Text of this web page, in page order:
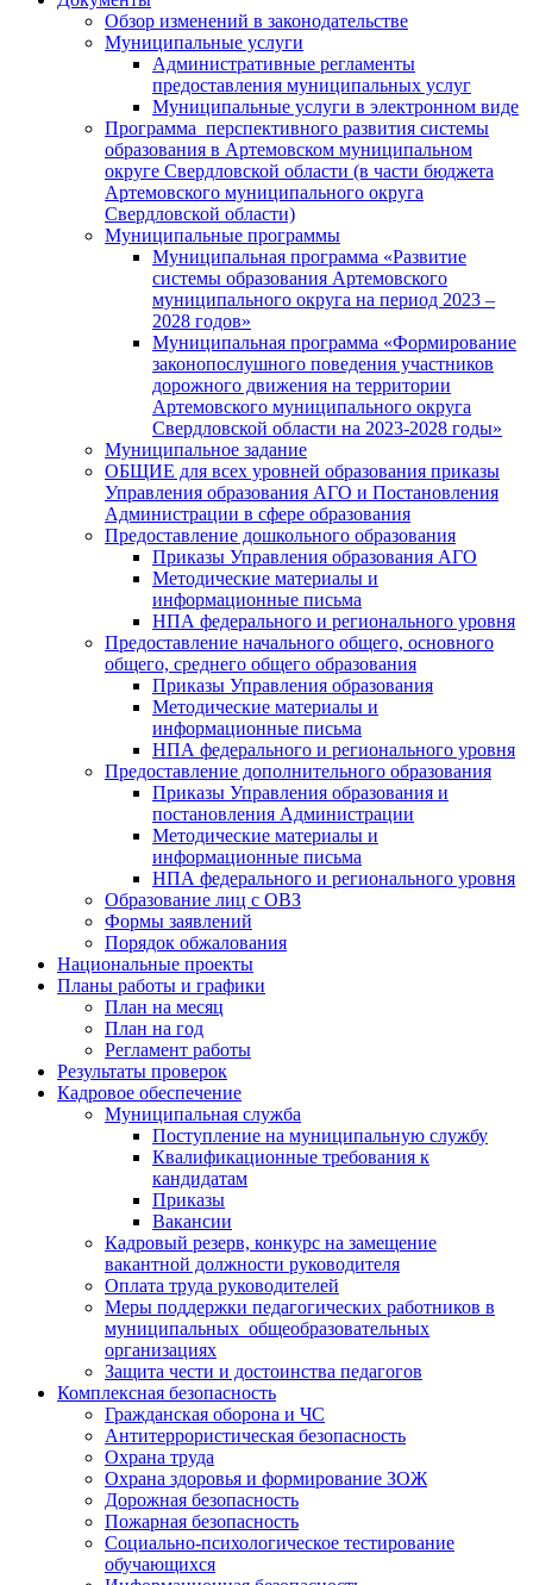
Обзор изменений в законодательстве
Муниципальные услуги
Административные регламенты
предоставления муниципальных услуг
Муниципальные услуги в электронном виде
Программа перспективного развития системы
образования в Артемовском муниципальном
округе Свердловской области (в части бюджета
Артемовского муниципального округа
Свердловской области)
Муниципальные программы
Муниципальная программа «Развитие
системы образования Артемовского
муниципального округа на период 2023 –
2028 годов»
Муниципальная программа «Формирование
законопослушного поведения участников
дорожного движения на территории
Артемовского муниципального округа
Свердловской области на 2023-2028 годы»
Муниципальное задание
ОБЩИЕ для всех уровней образования приказы
Управления образования АГО и Постановления
Администрации в сфере образования
Предоставление дошкольного образования
Приказы Управления образования АГО
Методические материалы и
информационные письма
НПА федерального и регионального уровня
Предоставление начального общего, основного
общего, среднего общего образования
Приказы Управления образования
Методические материалы и
информационные письма
НПА федерального и регионального уровня
Предоставление дополнительного образования
Приказы Управления образования и
постановления Администрации
Методические материалы и
информационные письма
НПА федерального и регионального уровня
Образование лиц с ОВЗ
Формы заявлений
Порядок обжалования
Национальные проекты
Планы работы и графики
План на месяц
План на год
Регламент работы
Результаты проверок
Кадровое обеспечение
Муниципальная служба
Поступление на муниципальную службу
Квалификационные требования к
кандидатам
Приказы
Вакансии
Кадровый резерв, конкурс на замещение
вакантной должности руководителя
Оплата труда руководителей
Меры поддержки педагогических работников в
муниципальных общеобразовательных
организациях
Защита чести и достоинства педагогов
Комплексная безопасность
Гражданская оборона и ЧС
Антитеррористическая безопасность
Охрана труда
Охрана здоровья и формирование ЗОЖ
Дорожная безопасность
Пожарная безопасность
Социально-психологическое тестирование
обучающихся